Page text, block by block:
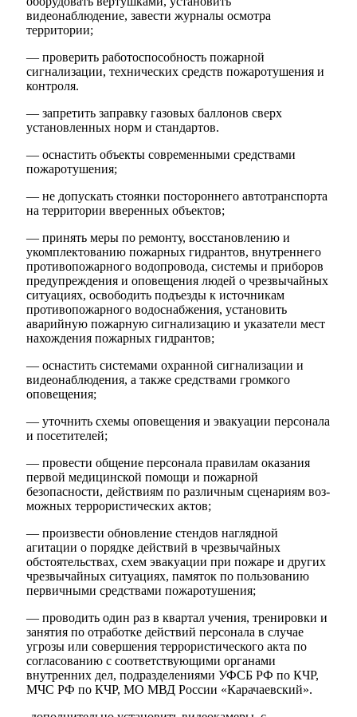
видеонаблюдение, завести журналы осмотра
территории;
— проверить работоспособность пожарной
сигнализации, технических средств пожаротушения и
контроля.
— запретить заправку газовых баллонов сверх
установленных норм и стандартов.
— оснастить объекты современными средствами
пожаротушения;
— не допускать стоянки постороннего автотранспорта
на территории вве­ренных объектов;
— принять меры по ремонту, восстановлению и
укомплектованию пожар­ных гидрантов, внутреннего
противопожарного водопровода, системы и при­боров
предупреждения и оповещения людей о чрезвычайных
ситуациях, осво­бодить подъезды к источникам
противопожарного водоснабжения, установить
аварийную пожарную сигнализацию и указатели мест
нахождения пожарных гидрантов;
— оснастить системами охранной сигнализации и
видеонаблюдения, а также средствами громкого
оповещения;
— уточнить схемы оповещения и эвакуации персонала
и посетителей;
— провести общение персонала правилам оказания
первой медицинской помощи и пожарной
безопасности, действиям по различным сценариям воз­
можных террористических актов;
— произвести обновление стендов наглядной
агитации о порядке действий в чрезвычайных
обстоятельствах, схем эвакуации при пожаре и других
чрезвы­чайных ситуациях, памяток по пользованию
первичными средствами пожаро­тушения;
— проводить один раз в квартал учения, тренировки и
занятия по отра­ботке действий персонала в случае
угрозы или совершения террористического акта по
согласованию с соответствующими органами
внутренних дел, подраз­делениями УФСБ РФ по КЧР,
МЧС РФ по КЧР, МО МВД России «Карача­евский».
КСП КГО